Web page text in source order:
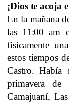
¡Dios te acoja
En la mañana
las 11:00 am
físicamente
estos tiempos
Castro. Había
primavera de
Camajuaní,